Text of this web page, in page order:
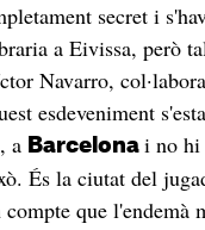
secret i
a Eivissa, però
Navarro,
esdeveniment
a Barcelona i no hi
És la ciutat del
que l'endemà